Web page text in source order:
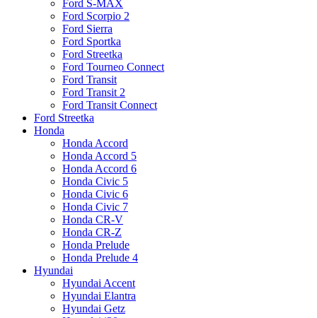
Ford S-MAX
Ford Scorpio 2
Ford Sierra
Ford Sportka
Ford Streetka
Ford Tourneo Connect
Ford Transit
Ford Transit 2
Ford Transit Connect
Ford Streetka
Honda
Honda Accord
Honda Accord 5
Honda Accord 6
Honda Civic 5
Honda Civic 6
Honda Civic 7
Honda CR-V
Honda CR-Z
Honda Prelude
Honda Prelude 4
Hyundai
Hyundai Accent
Hyundai Elantra
Hyundai Getz